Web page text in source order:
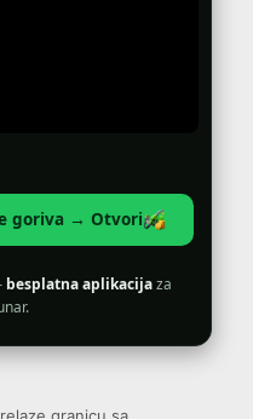
goriva → Otvori
besplatna aplikacijaza